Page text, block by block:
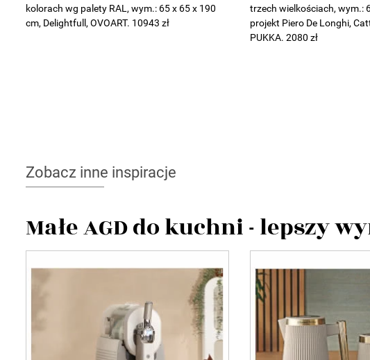
kolorach wg palety RAL, wym.: 65 x 65 x 190
cm, Delightfull, OVOART. 10943 zł
trzech wielkościach, wym.:
projekt Piero De Longhi,
PUKKA. 2080 zł
Zobacz inne inspiracje
Małe AGD do kuchni - lepszy